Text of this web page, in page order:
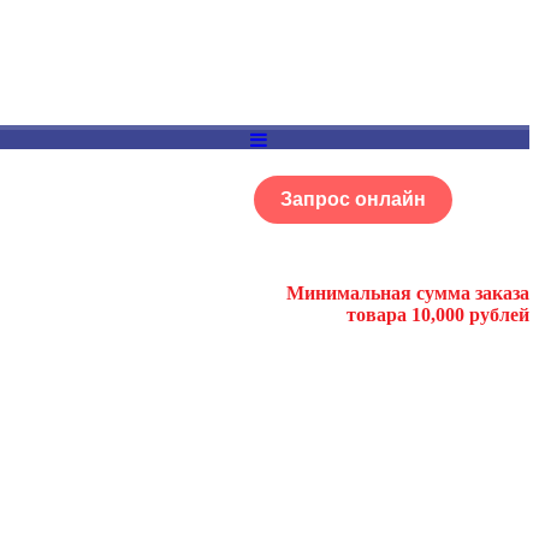
Запрос онлайн
Минимальная сумма заказа
товара 10,000 рублей